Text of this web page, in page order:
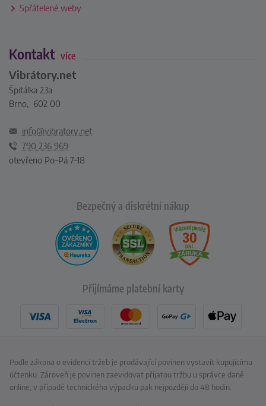
Spřátelené weby
Kontakt více
Vibrátory.net
Špitálka 23a
Brno, 602 00
info@vibratory.net
790 236 969
otevřeno Po–Pá 7–18
Bezpečný a diskrétní nákup
Přijímáme platební karty
Podle zákona o evidenci tržeb je prodávající povinen vystavit kupujícímu
účtenku. Zároveň je povinen zaevidovat přijatou tržbu u správce daně
online; v případě technického výpadku pak nejpozději do 48 hodin.